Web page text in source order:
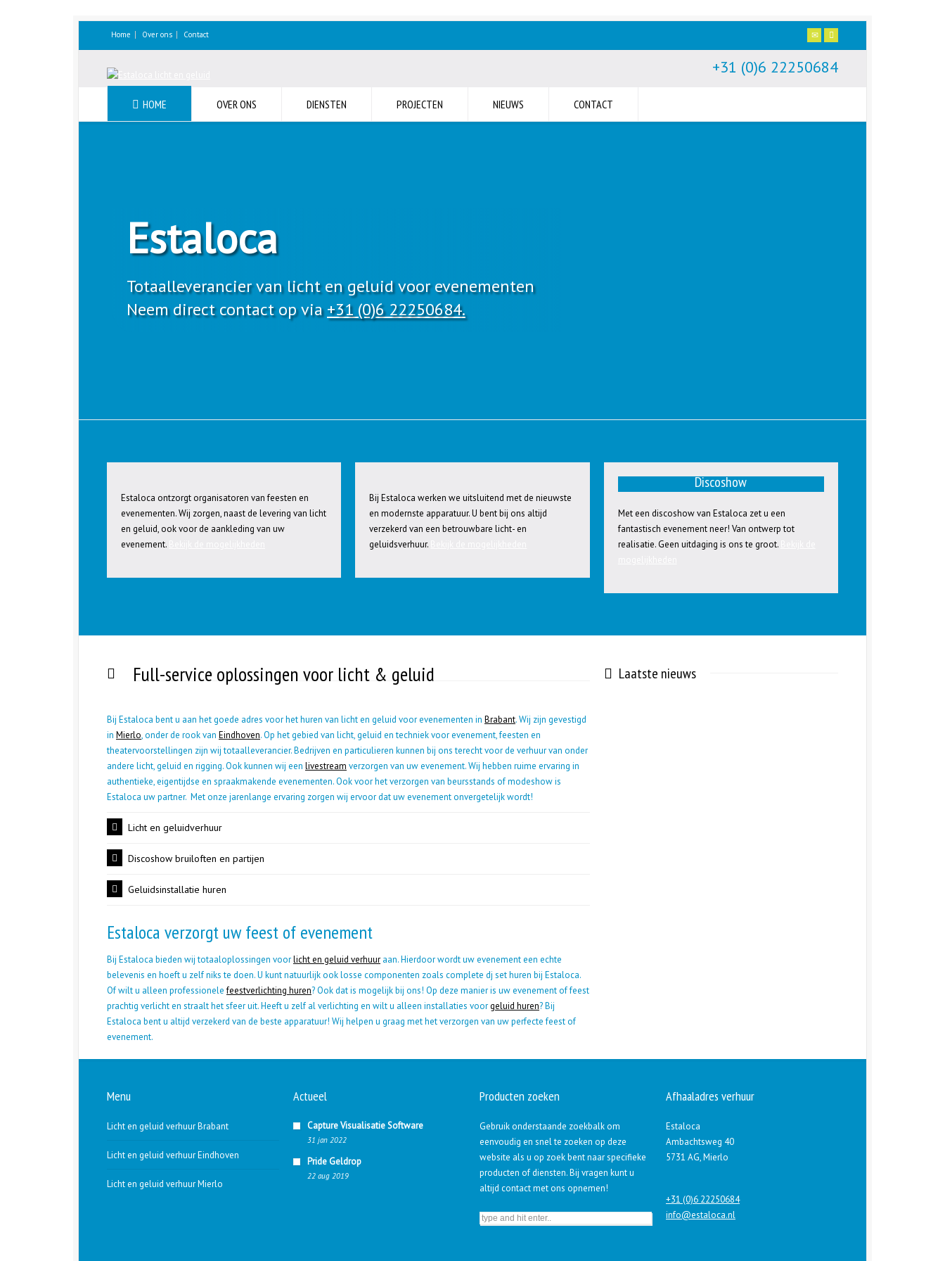
Home Over ons Contact
+31 (0)6 22250684
HOME OVER ONS DIENSTEN PROJECTEN NIEUWS CONTACT
Estaloca
Totaalleverancier van licht en geluid voor evenementen
Neem direct contact op via+31 (0)6 22250684.
Totaaloplossingen licht & geluid
Estaloca ontzorgt organisatoren van feesten en
evenementen. Wij zorgen, naast de levering van licht
en geluid, ook voor de aankleding van uw
evenement.
Licht & geluid verhuur
Bij Estaloca werken we uitsluitend met de nieuwste
en modernste apparatuur. U bent bij ons altijd
verzekerd van een betrouwbare licht- en
geluidsverhuur.
Discoshow
Met een discoshow van Estaloca zet u een
fantastisch evenement neer! Van ontwerp tot
realisatie. Geen uitdaging is ons te groot.
Full-service oplossingen voor licht & geluid
Bij Estaloca bent u aan het goede adres voor het huren van licht en geluid voor evenementen in Brabant. Wij zijn gevestigd
in Mierlo, onder de rook van Eindhoven. Op het gebied van licht, geluid en techniek voor evenement, feesten en
theatervoorstellingen zijn wij totaalleverancier. Bedrijven en particulieren kunnen bij ons terecht voor de verhuur van onder
andere licht, geluid en rigging. Ook kunnen wij een livestream verzorgen van uw evenement. Wij hebben ruime ervaring in
authentieke, eigentijdse en spraakmakende evenementen. Ook voor het verzorgen van beursstands of modeshow is
Estaloca uw partner. Met onze jarenlange ervaring zorgen wij ervoor dat uw evenement onvergetelijk wordt!
Licht en geluidverhuur
Discoshow bruiloften en partijen
Geluidsinstallatie huren
Estaloca verzorgt uw feest of evenement
Bij Estaloca bieden wij totaaloplossingen voorlicht en geluid verhuur aan. Hierdoor wordt uw evenement een echte
belevenis en hoeft u zelf niks te doen. U kunt natuurlijk ook losse componenten zoals complete dj set huren bij Estaloca.
Of wilt u alleen professionelefeestverlichting huren? Ook dat is mogelijk bij ons! Op deze manier is uw evenement of feest
prachtig verlicht en straalt het sfeer uit. Heeft u zelf al verlichting en wilt u alleen installaties voorgeluid huren? Bij
Estaloca bent u altijd verzekerd van de beste apparatuur! Wij helpen u graag met het verzorgen van uw perfecte feest of
evenement.
Laatste nieuws
Menu
Licht en geluid verhuur Brabant
Licht en geluid verhuur Eindhoven
Licht en geluid verhuur Mierlo
Actueel
Capture Visualisatie Software
31 jan 2022
Pride Geldrop
22 aug 2019
Producten zoeken
Gebruik onderstaande zoekbalk om
eenvoudig en snel te zoeken op deze
website als u op zoek bent naar specifieke
producten of diensten. Bij vragen kunt u
altijd contact met ons opnemen!
Afhaaladres verhuur
Estaloca
Ambachtsweg 40
5731 AG, Mierlo
+31 (0)6 22250684
info@estaloca.nl